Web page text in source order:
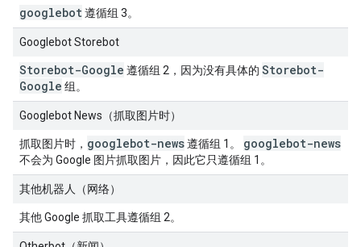
googlebot遵循组 3。
Googlebot Storebot
Storebot-Google 遵循组 2，因为没有具体的 Storebot-
Google 组。
Googlebot News（抓取图片时）
抓取图片时， googlebot-news遵循组 1。 googlebot-news
不会为 Google 图片抓取图片，因此它只遵循组 1。
其他机器人（网络）
其他 Google 抓取工具遵循组 2。